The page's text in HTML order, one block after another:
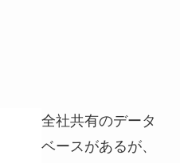
全社共有のデータ
ベースがあるが、